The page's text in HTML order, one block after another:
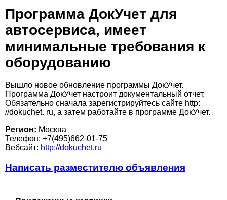
Программа ДокУчет для
автосервиса, имеет
минимальные требования к
оборудованию
Вышло новое обновление программы ДокУчет.
Программа ДокУчет настроит документальный отчет.
Обязательно сначала зарегистрируйтесь сайте http:
//dokuchet. ru, а затем работайте в программе ДокУчет.
Регион: Москва
Телефон: +7(495)662-01-75
Вебсайт: http://dokuchet.ru
Написать разместителю объявления